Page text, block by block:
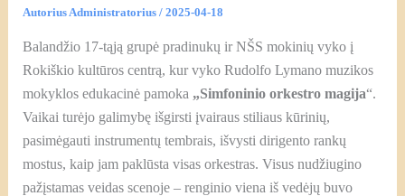
AutoriusAdministratorius / 2025-04-18
Balandžio 17-tąją grupė pradinukų ir NŠS mokinių vyko į
Rokiškio kultūros centrą, kur vyko Rudolfo Lymano muzikos
mokyklos edukacinė pamoka „Simfoninio orkestro magija“.
Vaikai turėjo galimybę išgirsti įvairaus stiliaus kūrinių,
pasimėgauti instrumentų tembrais, išvysti dirigento rankų
mostus, kaip jam paklūsta visas orkestras. Visus nudžiugino
pažįstamas veidas scenoje – renginio viena iš vedėjų buvo